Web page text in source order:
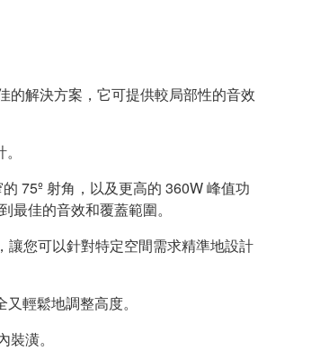
的解決方案，它可提供較局部性的音效
75º 射角，以及更高的 360W 峰值功
佳的音效和覆蓋範圍。
您可以針對特定空間需求精準地設計
輕鬆地調整高度。
潢。